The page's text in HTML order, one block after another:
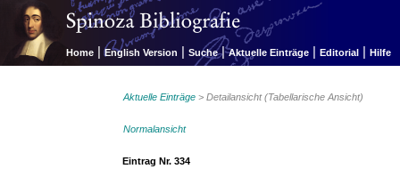
Home | English Version | Suche | Aktuelle Einträge | Editorial | Hilfe
Aktuelle Einträge > Detailansicht (Tabellarische Ansicht)
Normalansicht
Eintrag Nr. 334